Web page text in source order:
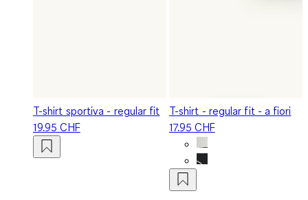
T-shirt sportiva - regular fit
19.95 CHF
T-shirt - regular fit - a fiori
17.95 CHF